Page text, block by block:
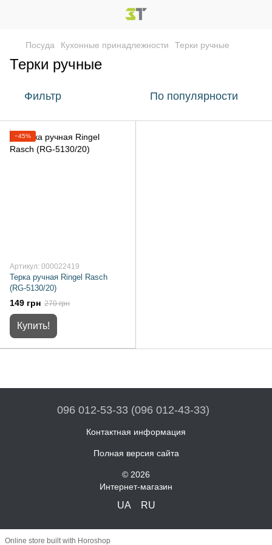
Посуда Кухонные принадлежности Терки ручные
Терки ручные
Фильтр По популярности
−45%
Артикул: 000022419
Терка ручная Ringel Rasch
(RG-5130/20)
149 грн 270 грн
Купить!
096 012-53-33 (096 012-43-33)
Контактная информация
Полная версия сайта
© 2026
Интернет-магазин
UA RU
Online store built with Horoshop